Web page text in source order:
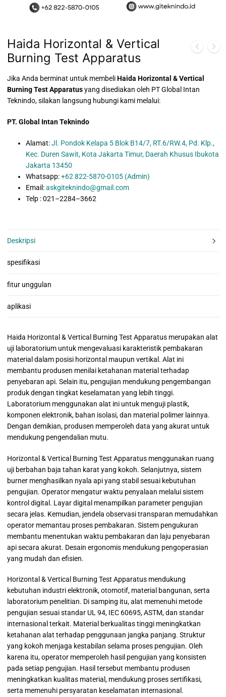
Haida Horizontal & Vertical
Burning Test Apparatus
Jika Anda berminat untuk membeliHaida Horizontal & Vertical
Burning Test Apparatusyang disediakan oleh PT Global Intan
Teknindo, silakan langsung hubungi kami melalui:
PT. Global Intan Teknindo
Alamat:Jl. Pondok Kelapa 5 Blok B14/7, RT.6/RW.4, Pd. Klp.,
Kec. Duren Sawit, Kota Jakarta Timur, Daerah Khusus Ibukota
Jakarta 13450
Whatsapp: +62 822-5870-0105 (Admin)
Email:askgiteknindo@gmail.com
Telp : 021–2284–3662
Deskripsi
spesifikasi
fitur unggulan
aplikasi
Haida Horizontal & Vertical Burning Test Apparatus merupakan alat
uji laboratorium untuk mengevaluasi karakteristik pembakaran
material dalam posisi horizontal maupun vertikal. Alat ini
membantu produsen menilai ketahanan material terhadap
penyebaran api. Selain itu, pengujian mendukung pengembangan
produk dengan tingkat keselamatan yang lebih tinggi.
Laboratorium menggunakan alat ini untuk menguji plastik,
komponen elektronik, bahan isolasi, dan material polimer lainnya.
Dengan demikian, produsen memperoleh data yang akurat untuk
mendukung pengendalian mutu.
Horizontal & Vertical Burning Test Apparatus menggunakan ruang
uji berbahan baja tahan karat yang kokoh. Selanjutnya, sistem
burner menghasilkan nyala api yang stabil sesuai kebutuhan
pengujian. Operator mengatur waktu penyalaan melalui sistem
kontrol digital. Layar digital menampilkan parameter pengujian
secara jelas. Kemudian, jendela observasi transparan memudahkan
operator memantau proses pembakaran. Sistem pengukuran
membantu menentukan waktu pembakaran dan laju penyebaran
api secara akurat. Desain ergonomis mendukung pengoperasian
yang mudah dan efisien.
Horizontal & Vertical Burning Test Apparatus mendukung
kebutuhan industri elektronik, otomotif, material bangunan, serta
laboratorium penelitian. Di samping itu, alat memenuhi metode
pengujian sesuai standar UL 94, IEC 60695, ASTM, dan standar
internasional terkait. Material berkualitas tinggi meningkatkan
ketahanan alat terhadap penggunaan jangka panjang. Struktur
yang kokoh menjaga kestabilan selama proses pengujian. Oleh
karena itu, operator memperoleh hasil pengujian yang konsisten
pada setiap pengujian. Hasil tersebut membantu produsen
meningkatkan kualitas material, mendukung proses sertifikasi,
serta memenuhi persyaratan keselamatan internasional.